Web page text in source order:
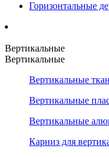
Горизонтальные
Вертикальные
Вертикальные
Вертикальные
Вертикальные
Вертикальные
Карниз для